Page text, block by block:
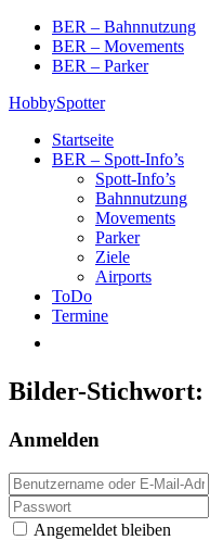
Skip
content
BER – Bahnnutzung
BER – Movements
BER – Parker
HobbySpotter
Startseite
BER – Spott-Info’s
Spott-Info’s
Bahnnutzung
Movements
Parker
Ziele
Airports
ToDo
Termine
Bilder-Stichwort:
Anmelden
Angemeldet bleiben